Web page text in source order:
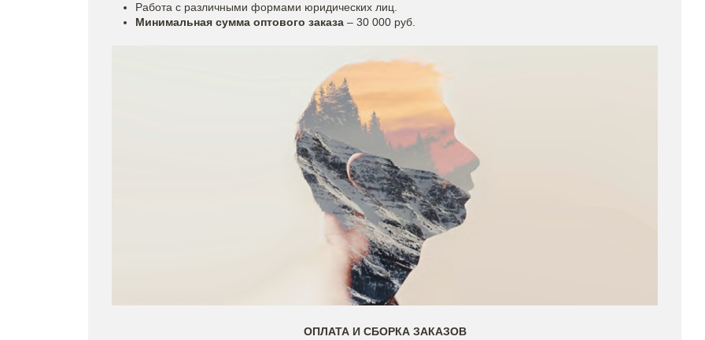
Работа с различными формами юридических лиц.
Минимальная сумма оптового заказа – 30 000 руб.
ОПЛАТА И СБОРКА ЗАКАЗОВ